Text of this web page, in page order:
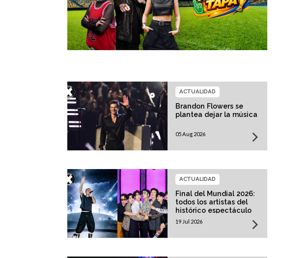
Brandon Flowers se
plantea dejar la música
ACTUALIDAD
05 Aug 2026
Final del Mundial 2026:
todos los artistas del
histórico espectáculo
ACTUALIDAD
19 Jul 2026